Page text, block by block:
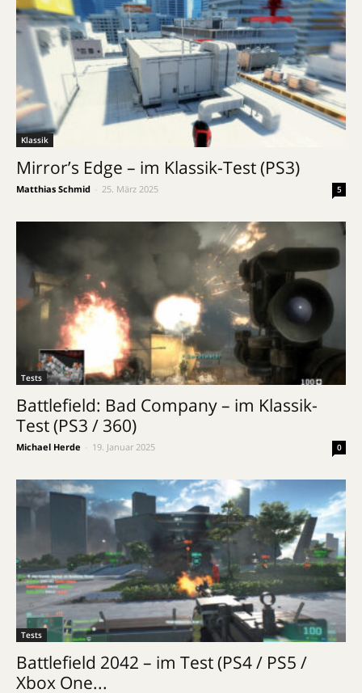
Klassik
Mirror’s Edge – im Klassik-Test (PS3)
Matthias Schmid 25. März 2025 5
Tests
Battlefield: Bad Company – im Klassik-
Test (PS3 / 360)
Michael Herde 19. Januar 2025 0
Tests
Battlefield 2042 – im Test (PS4 / PS5 /
Xbox One...